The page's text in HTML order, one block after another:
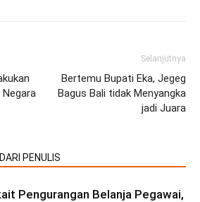
Selanjutnya
Bertemu Bupati Eka, Jegeg
Bagus Bali tidak Menyangka
jadi Juara
DARI PENULIS
Pengurangan Belanja Pegawai,